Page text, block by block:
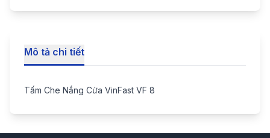
Mô tả chi tiết
Tấm Che Nắng Cửa VinFast VF 8